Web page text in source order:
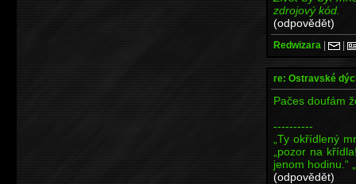
zdrojový kód.
(odpovědět)
Redwizara | |
re: Ostravské
Pačes doufám
----------
„Ty okřídlený
„pozor na
jenom hodinu.“
(odpovědět)